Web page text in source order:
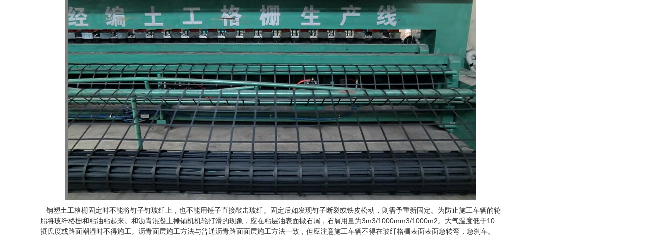
钢塑土工格栅固定时不能将钉子钉玻纤上，也不能用锤子直接敲击玻纤。固定后如发现钉子断裂或铁皮松动，则需予重新固定。为防止施工车辆的轮
胎将玻纤格栅和粘油粘起来。和沥青混凝土摊铺机机轮打滑的现象，应在粘层油表面撒石屑，石屑用量为3m3/1000mm3/1000m2。大气温度低于10
摄氏度或路面潮湿时不得施工。沥青面层施工方法与普通沥青路面面层施工方法一致，但应注意施工车辆不得在玻纤格栅表面表面急转弯，急刹车。